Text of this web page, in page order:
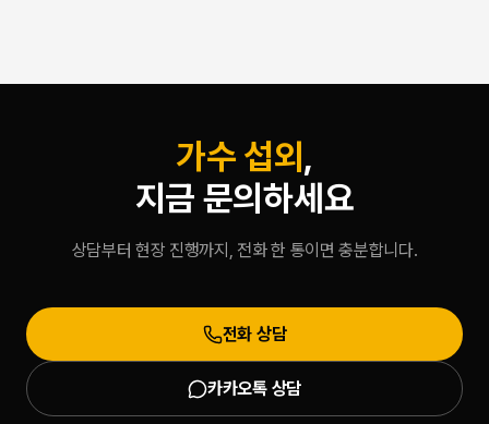
— V.One 강현수 대표 (스타코리아)
가수 섭외 ,
지금 문의하세요
상담부터 현장 진행까지, 전화 한 통이면 충분합니다.
전화 상담
카카오톡 상담